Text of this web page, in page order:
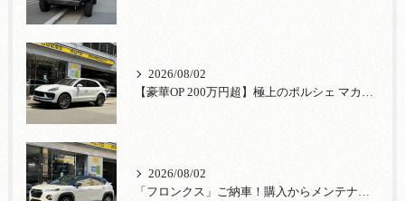
2026/08/02
【豪華OP 200万円超】極上のポルシェ マカンが入荷！注目のオプション装備
2026/08/02
「フロンクス」ご納車！購入からメンテナンス・リコールまで！宮口自動車